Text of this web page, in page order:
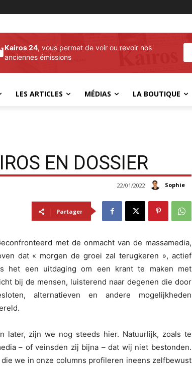
Kairos 24, vous permet de voir ou revoir nos
anciennes émissions
LES ARTICLES MÉDIAS LA BOUTIQUE
EN DOSSIER
Sophie
22/01/2022
Partager
met de onmacht van de massamedia,
dat « morgen de groei zal terugkeren », actief
het een uitdaging om een krant te maken met
bij de mensen, luisterend naar degenen die door
alternatieven en andere mogelijkheden
later, zijn we nog steeds hier. Natuurlijk, zoals te
– of veinsden zij bijna – dat wij niet bestonden.
we in onze columns profileren ineens zelfbewust